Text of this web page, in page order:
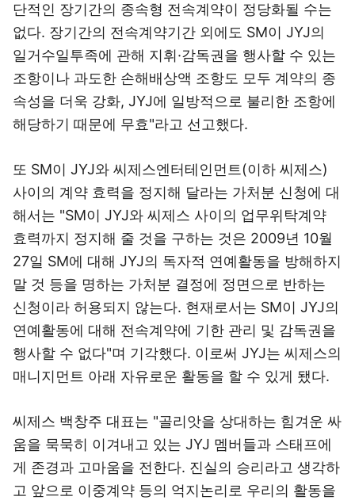
단적인 장기간의 종속형 전속계약이 정당화될 수는
없다. 장기간의 전속계약기간 외에도 SM이 JYJ의
일거수일투족에 관해 지휘·감독권을 행사할 수 있는
조항이나 과도한 손해배상액 조항도 모두 계약의 종
속성을 더욱 강화, JYJ에 일방적으로 불리한 조항에
해당하기 때문에 무효"라고 선고했다.
또 SM이 JYJ와 씨제스엔터테인먼트(이하 씨제스)
사이의 계약 효력을 정지해 달라는 가처분 신청에 대
해서는 "SM이 JYJ와 씨제스 사이의 업무위탁계약
효력까지 정지해 줄 것을 구하는 것은 2009년 10월
27일 SM에 대해 JYJ의 독자적 연예활동을 방해하지
말 것 등을 명하는 가처분 결정에 정면으로 반하는
신청이라 허용되지 않는다. 현재로서는 SM이 JYJ의
연예활동에 대해 전속계약에 기한 관리 및 감독권을
행사할 수 없다"며 기각했다. 이로써 JYJ는 씨제스의
매니지먼트 아래 자유로운 활동을 할 수 있게 됐다.
씨제스 백창주 대표는 "골리앗을 상대하는 힘겨운 싸
움을 묵묵히 이겨내고 있는 JYJ 멤버들과 스태프에
게 존경과 고마움을 전한다. 진실의 승리라고 생각하
고 앞으로 이중계약 등의 억지논리로 우리의 활동을